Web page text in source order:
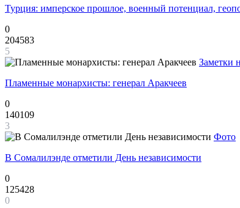
Турция: имперское прошлое, военный потенциал,
0
204583
5
Заметки
Пламенные монархисты: генерал Аракчеев
0
140109
3
Фото
В Сомалилэнде отметили День независимости
0
125428
0